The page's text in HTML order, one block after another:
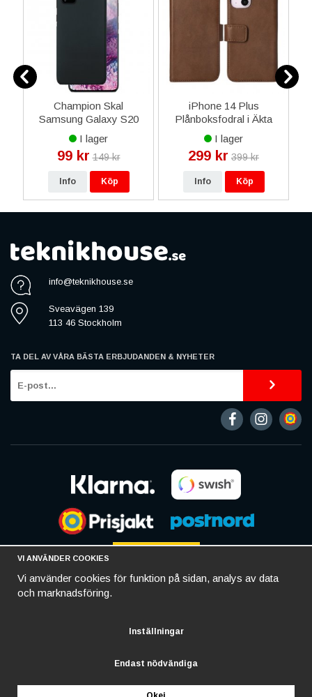
Champion Skal
Samsung Galaxy S20
Plus Matte Hard Cover -
Svart
I lager
99 kr 149 kr
Info Köp
iPhone 14 Plus
Plånboksfodral i Äkta
Läder - Brun
I lager
299 kr 399 kr
Info Köp
info@teknikhouse.se
Sveavägen 139
113 46 Stockholm
TA DEL AV VÅRA BÄSTA ERBJUDANDEN & NYHETER
VI ANVÄNDER COOKIES
Vi använder cookies för funktion på sidan, analys av data
och marknadsföring.
Inställningar
Endast nödvändiga